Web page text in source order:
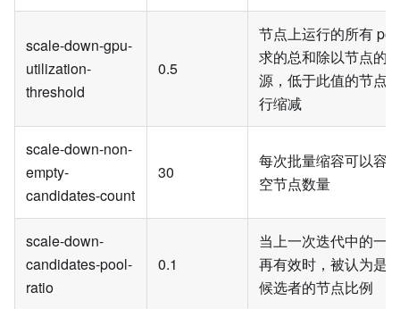
scale-down-gpu-
utilization-
threshold
0.5
节点上运行的所有
求的总和除以节点的
源，低于此值的节点
行缩减
scale-down-non-
empty-
candidates-count
30
每次批量缩容可以容
空节点数量
scale-down-
candidates-pool-
ratio
0.1
当上一次迭代中的一
再有效时，被认为是
候选者的节点比例